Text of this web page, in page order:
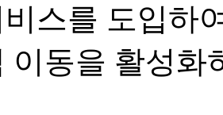
스를 도입하
이동을 활성화